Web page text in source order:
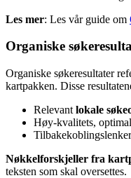
Les mer: Les vår guide om
Organiske
Organiske søkeresultater
kartpakken. Disse
Relevant lokale
Høy-kvalitets,
Nøkkelforskjeller fra
teksten som skal oversettes.